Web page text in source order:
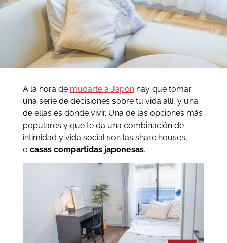
A la hora de mudarte a Japónhay que tomar
una serie de decisiones sobre tu vida allí, y una
de ellas es dónde vivir. Una de las opciones más
populares y que te da una combinación de
intimidad y vida social son las share houses,
o casas compartidas japonesas.